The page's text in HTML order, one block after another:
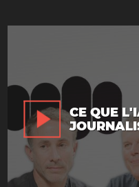
CE QUE